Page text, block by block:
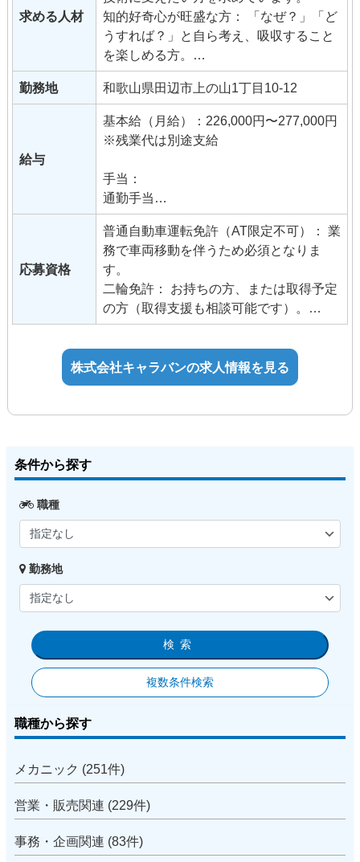
ピット補助・カスタム制作： 納車整備の
補助や、お客様のこだわりを形にするカ
スタム車両の制作サポート。
地域貢献（災害協定）： 田辺市との災害
時協定に基づく、災害用車両の整備や運
用体制の構築。
店舗運営のDX化： 効率的な在庫管理や
ショップ運営。 【仕事のハードルについ
て】
多種多様な車両を扱うため、覚える知識
は膨大です。正直、簡単にこなせる仕事
ではありません。しかし、仕入れから地
域貢献まで「バイク屋のすべて」に深く
関われるため、どこへ行っても通用する
本物の実力が身につきます。 【仕事内容
店舗運営・管理に関わる業務全般（適性
や成長に応じて、将来的なマネジメント
業務への拡大あり）
求める人材
知的好奇心が旺盛な方： 「なぜ？」「ど
うすれば？」と自ら考え、吸収すること
を楽しめる方。
チャレンジ精神がある方： 難しい課題に
対しても、粘り強く取り組める方。
チームワークを大切にする方： 少人数で
助け合い、目標に向かって進める方。
家庭と仕事を両立したい方： 責任感を持
って仕事に取り組みつつ、私生活も大切
にしたいという意欲のある方。
★未経験者大歓迎。現在のスキルより
も、あなたの「伸びしろ」と「熱量」を
重視して採用します。
勤務地 和歌山県田辺市上の山1丁目10-12
給与
基本給（月給）：226,000円〜277,000円
※残業代は別途支給
手当：
通勤手当
技能手当・資格手当
試用期間：6ヶ月（同条件）
応募資格
普通自動車運転免許（AT限定不可）： 業
務で車両移動を伴うため必須となりま
す。
二輪免許： お持ちの方、または取得予定
の方（取得支援も相談可能です）。
経験不問： バイク業界未経験、異業種か
らの転職も歓迎します。
学歴不問： あなたの「これから」を評価
します。
株式会社キャラバンの求人情報を見る
条件から探す
職種
勤務地
検索
複数条件検索
職種から探す
メカニック (251件)
営業・販売関連 (229件)
事務・企画関連 (83件)